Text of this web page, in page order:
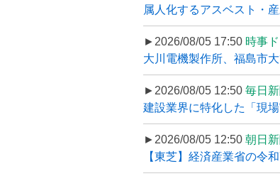
属人化するアスベスト・
►2026/08/05 17:50 時事
大川電機製作所、福島市
►2026/08/05 12:50 毎日
建設業界に特化した「現
►2026/08/05 12:50 朝日
【東芝】経済産業省の令